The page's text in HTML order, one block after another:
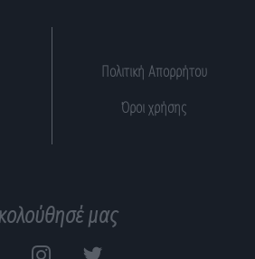
Πολιτική Απορρήτου
Όροι χρήσης
μας